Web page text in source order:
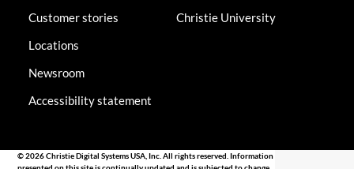
Customer stories
Locations
Newsroom
Accessibility statement
Christie University
© 2026 Christie Digital Systems USA, Inc. All rights reserved. Information